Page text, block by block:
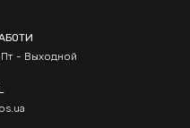
- Выходной